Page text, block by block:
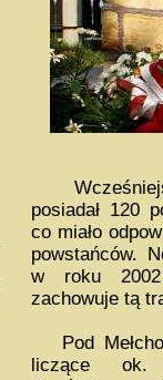
posiadał 120
co miało
powstańców.
w roku
zachowuje tą
Pod
liczące